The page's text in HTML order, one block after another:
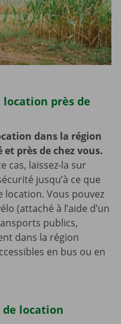
près de
dans la région
près de chez vous.
cas, laissez-la sur
jusqu’à ce que
Vous pouvez
(attaché à l’aide d’un
publics,
dans la région
en bus ou en
de location